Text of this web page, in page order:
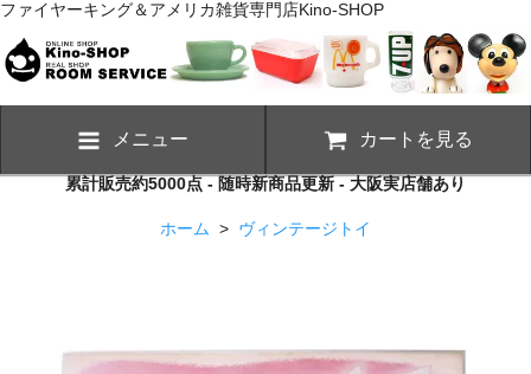
ファイヤーキング＆アメリカ雑貨専門店Kino-SHOP
メニュー カートを見る
累計販売約5000点 - 随時新商品更新 - 大阪実店舗あり
ホーム > ヴィンテージトイ